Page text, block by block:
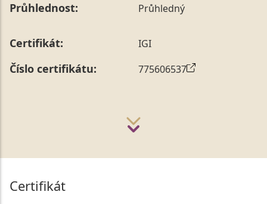
Průhlednost: Průhledný
Certifikát: IGI
Číslo certifikátu: 775606537
Certifikát